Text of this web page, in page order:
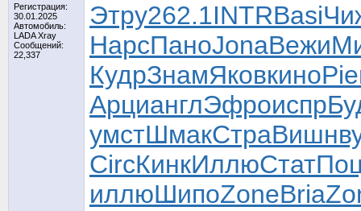
Регистрация:
30.01.2025
Автомобиль:
LADA Xray
Сообщений:
22,337
Этру262.1INTRBasi
НарсПаноJonaВежи
КудрЗнамЯковкино
АрцианглЭфроиспр
умстШмакСтраВишн
CircКинкИллюСтат
иллюШипоZoneBria